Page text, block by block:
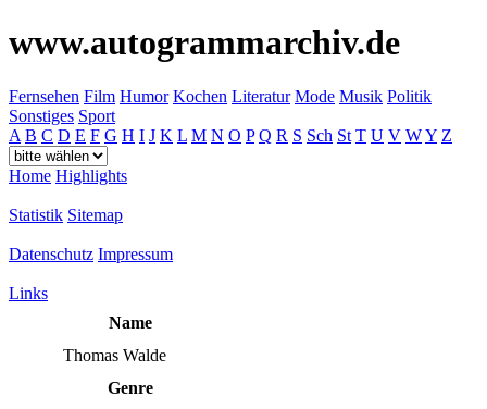
www.autogrammarchiv.de
Fernsehen Film Humor Kochen Literatur Mode Musik Politik
Sonstiges Sport
A B C D E F G H I J K L M N O P Q R S Sch St T U V WY Z
Home Highlights
Statistik Sitemap
Datenschutz Impressum
Links
Name
Thomas Walde
Genre